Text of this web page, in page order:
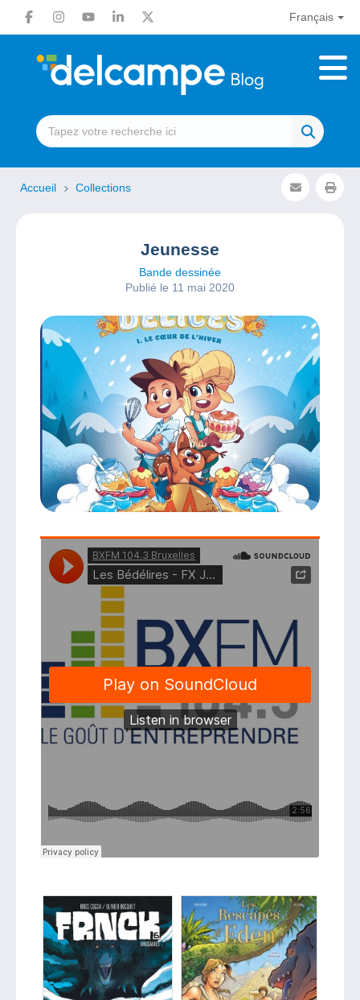
Français
Accueil Collections
Jeunesse
Bande dessinée
Publié le 11 mai 2020